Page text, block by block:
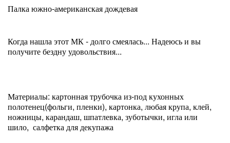
Палка южно-американская дождевая
Когда нашла этот МК - долго смеялась... Надеюсь и вы
получите бездну удовольствия...
Материалы: картонная трубочка из-под кухонных
полотенец(фольги, пленки), картонка, любая крупа, клей,
ножницы, карандаш, шпатлевка, зуботычки, игла или
шило, салфетка для декупажа